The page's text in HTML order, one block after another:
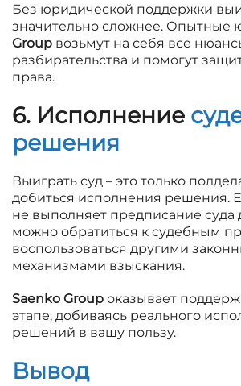
Без юридической поддержки
значительно сложнее. Опытные
Group возьмут на себя все
разбирательства и помогут
права.
6. Исполнение
решения
Выиграть суд – это только
добиться исполнения решения.
не выполняет предписание суда
можно обратиться к судебным
воспользоваться другими
механизмами взыскания.
Saenko Group оказывает
этапе, добиваясь реального
решений в вашу пользу.
Вывод